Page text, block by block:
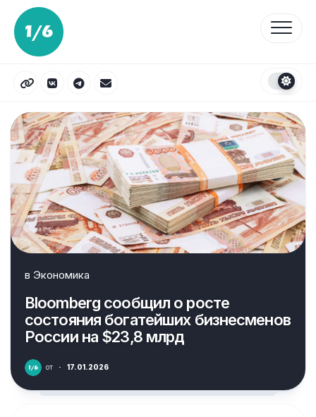
Перейти
содержанию
в Экономика
Bloomberg сообщил о росте
состояния богатейших бизнесменов
России на $23,8 млрд
от · 17.01.2026